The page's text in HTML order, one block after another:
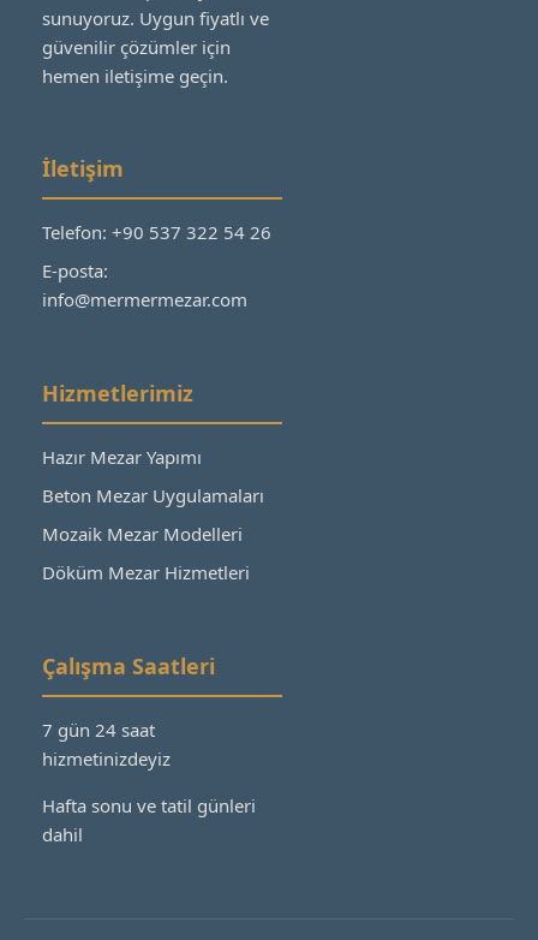
sunuyoruz. Uygun fiyatlı ve
güvenilir çözümler için
hemen iletişime geçin.
İletişim
Telefon: +90 537 322 54 26
E-posta:
info@mermermezar.com
Hizmetlerimiz
Hazır Mezar Yapımı
Beton Mezar Uygulamaları
Mozaik Mezar Modelleri
Döküm Mezar Hizmetleri
Çalışma Saatleri
7 gün 24 saat
hizmetinizdeyiz
Hafta sonu ve tatil günleri
dahil